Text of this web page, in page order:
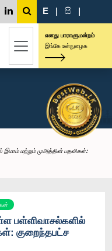
E | සි |
எனது பாராளுமன்றம்
இங்கே உள்நுழைக
இமாம் மற்றும் முஅத்தின் பதவிகள்:
பள்ளிவாசல்களில்
குறைந்தபட்ச